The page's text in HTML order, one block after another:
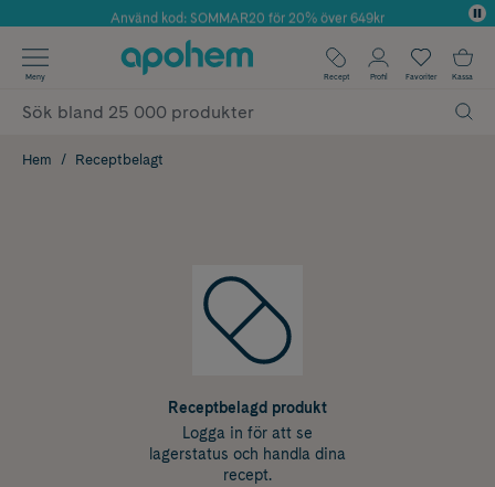
Årets Butik 2025 inom Skönhet
Använd kod: SOMMAR20 för 20% över 649kr
✓ Fri frakt
✓ Poäng på alla köp*
Meny Recept Profil Favoriter Kassa
Hem Receptbelagt
Receptbelagd produkt
Logga in för att se
lagerstatus och handla dina
recept.